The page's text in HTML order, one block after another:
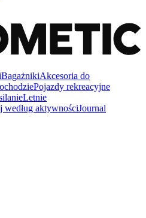
BagażnikiAkcesoria do
Pojazdy rekreacyjne
Letnie
według aktywnościJournal